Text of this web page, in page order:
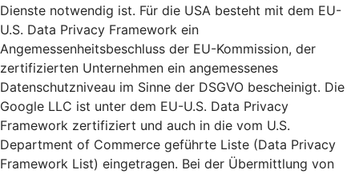
Dienste notwendig ist. Für die USA besteht mit dem EU-
U.S. Data Privacy Framework ein
Angemessenheitsbeschluss der EU-Kommission, der
zertifizierten Unternehmen ein angemessenes
Datenschutzniveau im Sinne der DSGVO bescheinigt. Die
Google LLC ist unter dem EU-U.S. Data Privacy
Framework zertifiziert und auch in die vom U.S.
Department of Commerce geführte Liste (Data Privacy
Framework List) eingetragen. Bei der Übermittlung von